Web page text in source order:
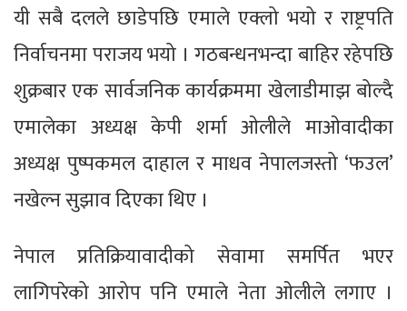
यी सबै दलले छाडेपछि एमाले एक्लो भयो र राष्ट्रपति
निर्वाचनमा पराजय भयो । गठबन्धनभन्दा बाहिर रहेपछि
शुक्रबार एक सार्वजनिक कार्यक्रममा खेलाडीमाझ बोल्दै
एमालेका अध्यक्ष केपी शर्मा ओलीले माओवादीका
अध्यक्ष पुष्पकमल दाहाल र माधव नेपालजस्तो ‘फउल’
नखेल्न सुझाव दिएका थिए ।
नेपाल प्रतिक्रियावादीको सेवामा समर्पित भएर
लागिपरेको आरोप पनि एमाले नेता ओलीले लगाए ।